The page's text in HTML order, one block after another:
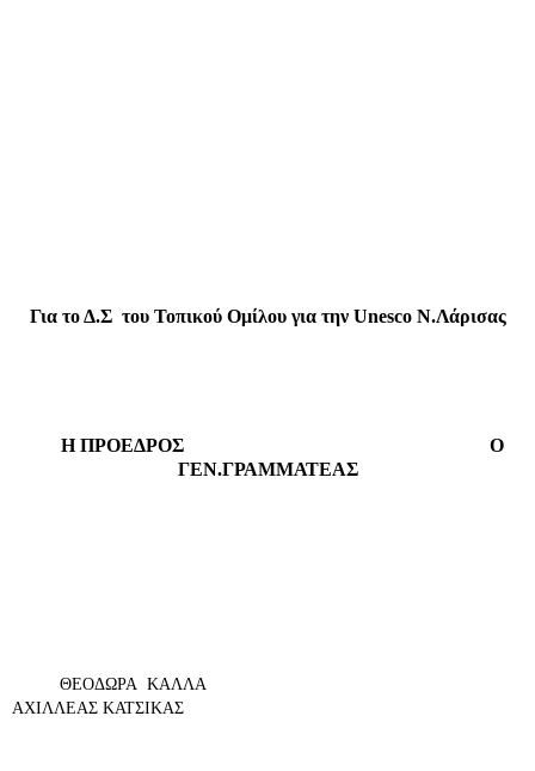
Για το Δ.Σ του Τοπικού Ομίλου για την Unesco N.Λάρισας
Η ΠΡΟΕΔΡΟΣ
Ο
ΓΕΝ.ΓΡΑΜΜΑΤΕΑΣ
ΘΕΟΔΩΡΑ ΚΑΛΛΑ
ΑΧΙΛΛΕΑΣ ΚΑΤΣΙΚΑΣ